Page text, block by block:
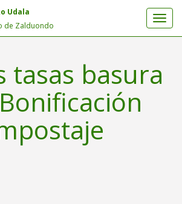
Udala
de Zalduondo
tasas basura